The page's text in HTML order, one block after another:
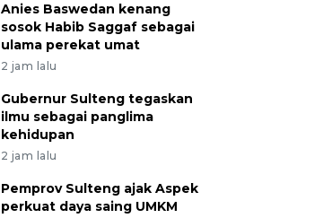
Anies Baswedan kenang
sosok Habib Saggaf sebagai
ulama perekat umat
2 jam lalu
Gubernur Sulteng tegaskan
ilmu sebagai panglima
kehidupan
2 jam lalu
Pemprov Sulteng ajak Aspek
perkuat daya saing UMKM